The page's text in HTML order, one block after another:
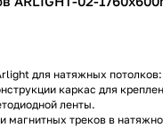
для натяжных потолков:
каркас для
ленты.
магнитных треков в